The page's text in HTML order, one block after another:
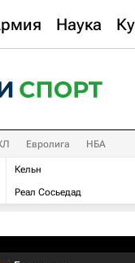
Наука
Евролига НБА
Кельн
Реал Сосьедад